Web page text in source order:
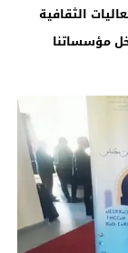
الثقافية
مؤسساتنا